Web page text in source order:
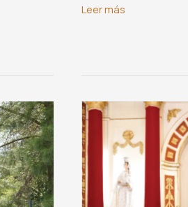
Cumpleaños
Jiménez
Leer más